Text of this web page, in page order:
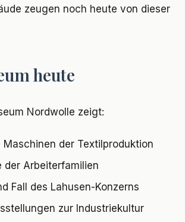
zeugen noch heute von dieser
heute
Nordwolle zeigt:
Maschinen der Textilproduktion
der Arbeiterfamilien
Fall des Lahusen-Konzerns
zur Industriekultur